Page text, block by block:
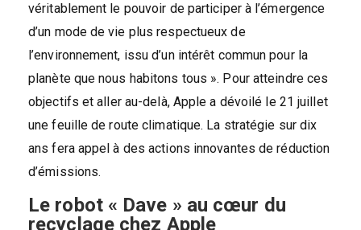
véritablement le pouvoir de participer à l’émergence
d’un mode de vie plus respectueux de
l’environnement, issu d’un intérêt commun pour la
planète que nous habitons tous ». Pour atteindre ces
objectifs et aller au-delà, Apple a dévoilé le 21 juillet
une feuille de route climatique. La stratégie sur dix
ans fera appel à des actions innovantes de réduction
d’émissions.
Le robot « Dave » au cœur du
recyclage chez Apple